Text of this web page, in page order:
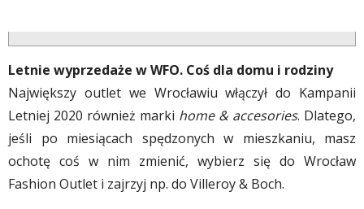
Letnie wyprzedaże w WFO. Coś dla domu i rodziny
Największy outlet we Wrocławiu włączył do Kampanii
Letniej 2020 również marki home & accesories. Dlatego,
jeśli po miesiącach spędzonych w mieszkaniu, masz
ochotę coś w nim zmienić, wybierz się do Wrocław
Fashion Outlet i zajrzyj np. do Villeroy & Boch.